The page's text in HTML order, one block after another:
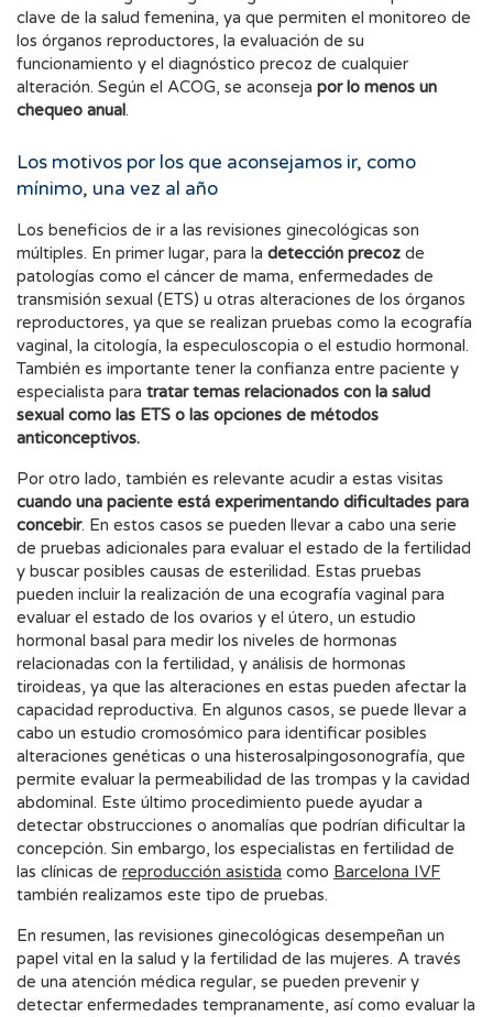
clave de la salud femenina, ya que permiten el monitoreo de
los órganos reproductores, la evaluación de su
funcionamiento y el diagnóstico precoz de cualquier
alteración. Según el ACOG, se aconseja por lo menos un
chequeo anual.
Los motivos por los que aconsejamos ir, como
mínimo, una vez al año
Los beneficios de ir a las revisiones ginecológicas son
múltiples. En primer lugar, para la detección precoz de
patologías como el cáncer de mama, enfermedades de
transmisión sexual (ETS) u otras alteraciones de los órganos
reproductores, ya que se realizan pruebas como la ecografía
vaginal, la citología, la especuloscopia o el estudio hormonal.
También es importante tener la confianza entre paciente y
especialista para tratar temas relacionados con la salud
sexual como las ETS o las opciones de métodos
anticonceptivos.
Por otro lado, también es relevante acudir a estas visitas
cuando una paciente está experimentando dificultades para
concebir. En estos casos se pueden llevar a cabo una serie
de pruebas adicionales para evaluar el estado de la fertilidad
y buscar posibles causas de esterilidad. Estas pruebas
pueden incluir la realización de una ecografía vaginal para
evaluar el estado de los ovarios y el útero, un estudio
hormonal basal para medir los niveles de hormonas
relacionadas con la fertilidad, y análisis de hormonas
tiroideas, ya que las alteraciones en estas pueden afectar la
capacidad reproductiva. En algunos casos, se puede llevar a
cabo un estudio cromosómico para identificar posibles
alteraciones genéticas o una histerosalpingosonografía, que
permite evaluar la permeabilidad de las trompas y la cavidad
abdominal. Este último procedimiento puede ayudar a
detectar obstrucciones o anomalías que podrían dificultar la
concepción. Sin embargo, los especialistas en fertilidad de
las clínicas de reproducción asistida como Barcelona IVF
también realizamos este tipo de pruebas.
En resumen, las revisiones ginecológicas desempeñan un
papel vital en la salud y la fertilidad de las mujeres. A través
de una atención médica regular, se pueden prevenir y
detectar enfermedades tempranamente, así como evaluar la